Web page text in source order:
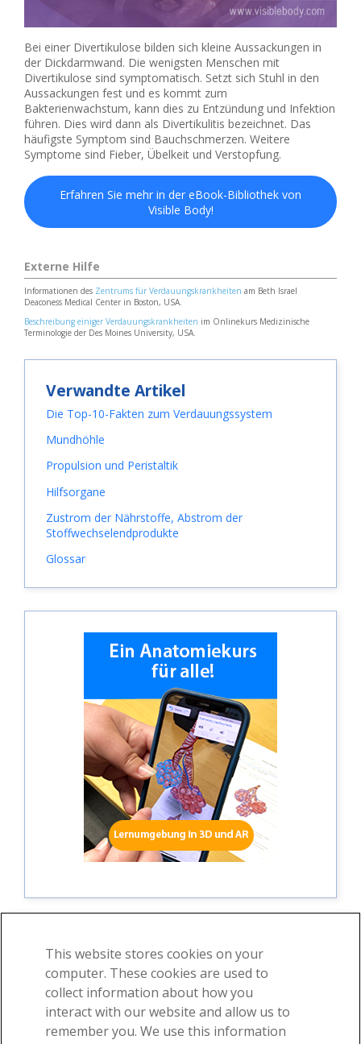
Bei einer Divertikulose bilden sich kleine Aussackungen in
der Dickdarmwand. Die wenigsten Menschen mit
Divertikulose sind symptomatisch. Setzt sich Stuhl in den
Aussackungen fest und es kommt zum
Bakterienwachstum, kann dies zu Entzündung und Infektion
führen. Dies wird dann als Divertikulitis bezeichnet. Das
häufigste Symptom sind Bauchschmerzen. Weitere
Symptome sind Fieber, Übelkeit und Verstopfung.
Erfahren Sie mehr in der eBook-Bibliothek von
Visible Body!
Externe Hilfe
Informationen des Zentrums für Verdauungskrankheiten am Beth Israel
Deaconess Medical Center in Boston, USA.
Beschreibung einiger Verdauungskrankheiten im Onlinekurs Medizinische
Terminologie der Des Moines University, USA.
Verwandte Artikel
Die Top-10-Fakten zum Verdauungssystem
Mundhöhle
Propulsion und Peristaltik
Hilfsorgane
Zustrom der Nährstoffe, Abstrom der
Stoffwechselendprodukte
Glossar
©2026 Visible Body, ein Geschäftsbereich von Cengage
Learning
Nutzungsvereinbarung
Datenschutz Benutzerrechte
This website stores cookies on your
computer. These cookies are used to
collect information about how you
interact with our website and allow us to
remember you. We use this information